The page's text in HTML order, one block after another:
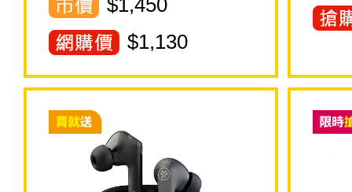
$1,450
$1,130